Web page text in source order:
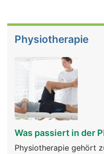
Physiotherapie
Was passiert in der
Physiotherapie gehört